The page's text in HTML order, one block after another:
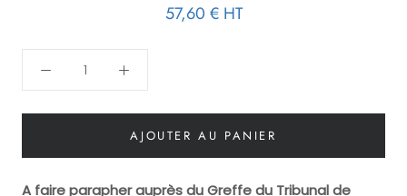
57,60 € HT
AJOUTER AU PANIER
A faire parapher auprès du Greffe du Tribunal de